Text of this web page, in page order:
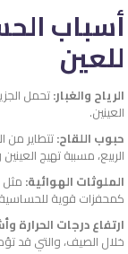
أسباب
للعين
الرياح والغبار:تحمل
العينين.
حبوب اللقاح:تتطاير من
الربيع، مسببة تهيج
الملوثات الهوائية: مثل
كمحفزات قوية
ارتفاع درجات
خلال الصيف، والتي قد